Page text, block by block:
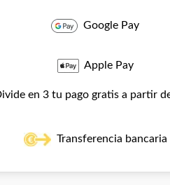
Google Pay
Apple Pay
en 3 tu pago gratis a partir
Transferencia bancaria